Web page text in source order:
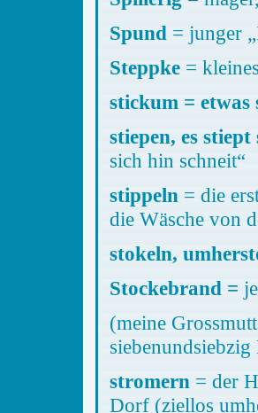
Spund = junger
Steppke =
stickum = etwas
stiepen, es
sich hin schneit“
stippeln = die
die Wäsche von
stokeln,
Stockebrand =
(meine
stromern = der
Dorf (ziellos